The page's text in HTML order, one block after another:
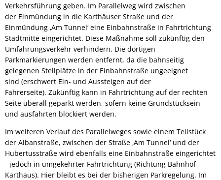
Verkehrsführung geben. Im Parallelweg wird zwischen
der Einmündung in die Karthäuser Straße und der
Einmündung ‚Am Tunnel‘ eine Einbahnstraße in Fahrtrichtung
Stadtmitte eingerichtet. Diese Maßnahme soll zukünftig den
Umfahrungsverkehr verhindern. Die dortigen
Parkmarkierungen werden entfernt, da die bahnseitig
gelegenen Stellplätze in der Einbahnstraße ungeeignet
sind (erschwert Ein- und Aussteigen auf der
Fahrerseite). Zukünftig kann in Fahrtrichtung auf der rechten
Seite überall geparkt werden, sofern keine Grundstücksein-
und ausfahrten blockiert werden.
Im weiteren Verlauf des Parallelweges sowie einem Teilstück
der Albanstraße, zwischen der Straße ‚Am Tunnel‘ und der
Hubertusstraße wird ebenfalls eine Einbahnstraße eingerichtet
- jedoch in umgekehrter Fahrtrichtung (Richtung Bahnhof
Karthaus). Hier bleibt es bei der bisherigen Parkregelung. Im